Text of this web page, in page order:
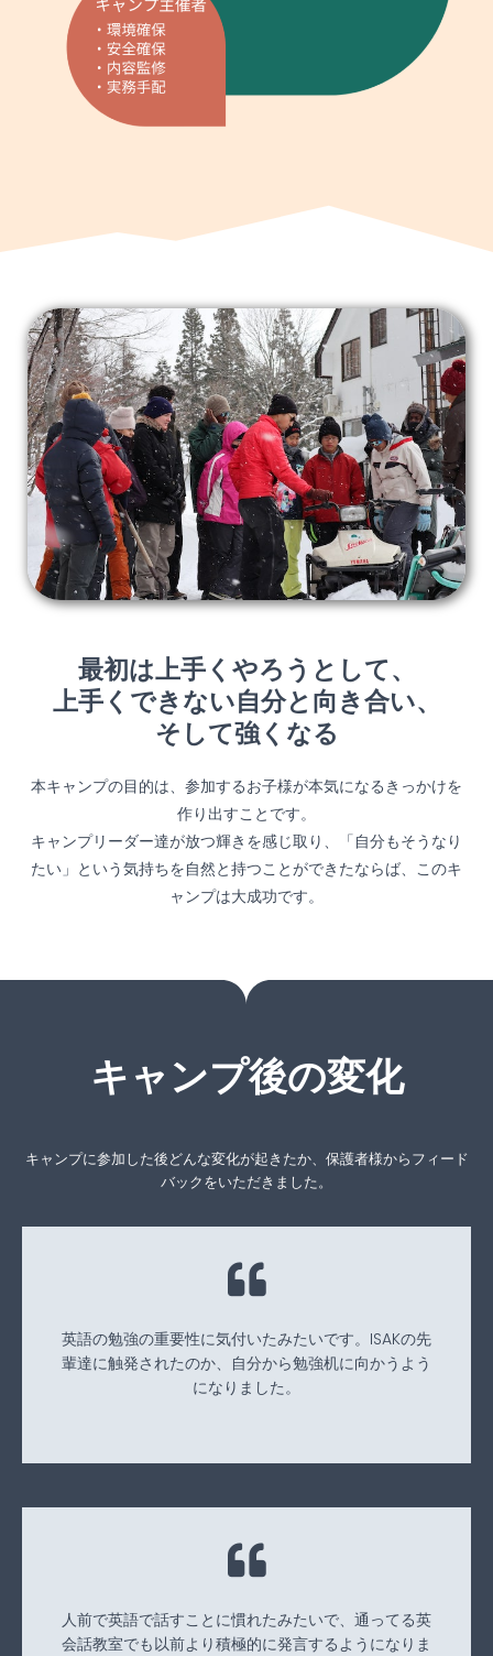
最初は上手くやろうとして、
上手くできない自分と向き合い、
そして強くなる
本キャンプの目的は、参加するお子様が本気になるきっかけを
作り出すことです。
キャンプリーダー達が放つ輝きを感じ取り、「自分もそうなり
たい」という気持ちを自然と持つことができたならば、このキ
ャンプは大成功です。
キャンプ後の変化
キャンプに参加した後どんな変化が起きたか、保護者様からフィード
バックをいただきました。
英語の勉強の重要性に気付いたみたいです。ISAKの先
輩達に触発されたのか、自分から勉強机に向かうよう
になりました。
人前で英語で話すことに慣れたみたいで、通ってる英
会話教室でも以前より積極的に発言するようになりま